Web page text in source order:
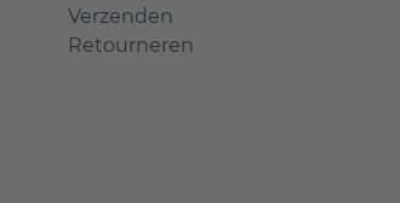
Verzenden
Retourneren